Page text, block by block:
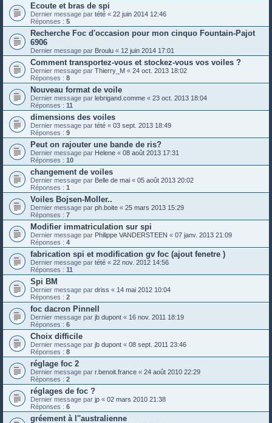
Ecoute et bras de spi
Dernier message par tété « 22 juin 2014 12:46
Réponses : 5
Recherche Foc d'occasion pour mon cinquo Fountain-Pajot
6906
Dernier message par Broulu « 12 juin 2014 17:01
Comment transportez-vous et stockez-vous vos voiles ?
Dernier message par Thierry_M « 24 oct. 2013 18:02
Réponses : 8
Nouveau format de voile
Dernier message par lebrigand.comme « 23 oct. 2013 18:04
Réponses : 11
dimensions des voiles
Dernier message par tété « 03 sept. 2013 18:49
Réponses : 9
Peut on rajouter une bande de ris?
Dernier message par Helene « 08 août 2013 17:31
Réponses : 10
changement de voiles
Dernier message par Belle de mai « 05 août 2013 20:02
Réponses : 1
Voiles Bojsen-Moller..
Dernier message par ph.boite « 25 mars 2013 15:29
Réponses : 7
Modifier immatriculation sur spi
Dernier message par Philippe VANDERSTEEN « 07 janv. 2013 21:09
Réponses : 4
fabrication spi et modification gv foc (ajout fenetre )
Dernier message par tété « 22 nov. 2012 14:56
Réponses : 11
Spi BM
Dernier message par driss « 14 mai 2012 10:04
Réponses : 2
foc dacron Pinnell
Dernier message par jb dupont « 16 nov. 2011 18:19
Réponses : 6
Choix difficile
Dernier message par jb dupont « 08 sept. 2011 23:46
Réponses : 8
réglage foc 2
Dernier message par r.benoit.france « 24 août 2010 22:29
Réponses : 2
réglages de foc ?
Dernier message par jp « 02 mars 2010 21:38
Réponses : 6
gréement à l''australienne